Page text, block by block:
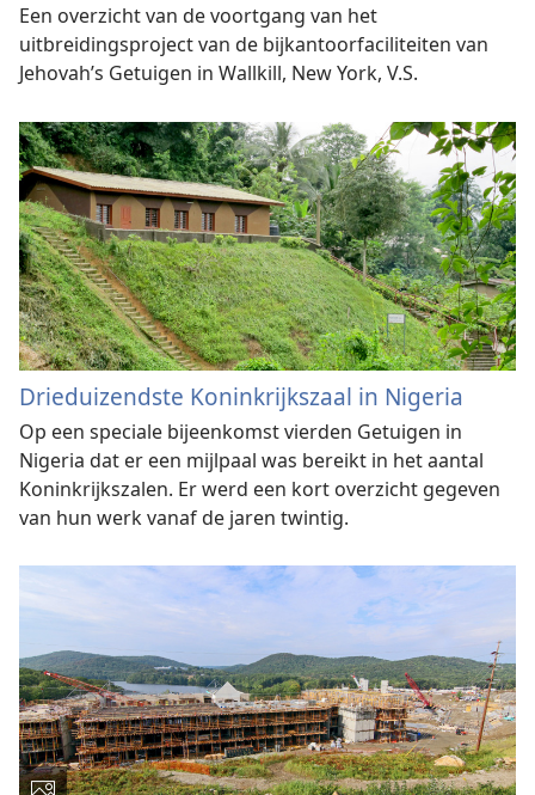
Een overzicht van de voortgang van het
uitbreidingsproject van de bijkantoorfaciliteiten van
Jehovah’s Getuigen in Wallkill, New York, V.S.
Drieduizendste Koninkrijkszaal in Nigeria
Op een speciale bijeenkomst vierden Getuigen in
Nigeria dat er een mijlpaal was bereikt in het aantal
Koninkrijkszalen. Er werd een kort overzicht gegeven
van hun werk vanaf de jaren twintig.